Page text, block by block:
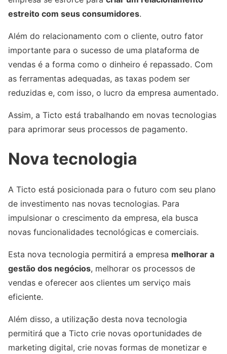
estreito com seus consumidores.
Além do relacionamento com o cliente, outro fator
importante para o sucesso de uma plataforma de
vendas é a forma como o dinheiro é repassado. Com
as ferramentas adequadas, as taxas podem ser
reduzidas e, com isso, o lucro da empresa aumentado.
Assim, a Ticto está trabalhando em novas tecnologias
para aprimorar seus processos de pagamento.
Nova tecnologia
A Ticto está posicionada para o futuro com seu plano
de investimento nas novas tecnologias. Para
impulsionar o crescimento da empresa, ela busca
novas funcionalidades tecnológicas e comerciais.
Esta nova tecnologia permitirá a empresa melhorar a
gestão dos negócios, melhorar os processos de
vendas e oferecer aos clientes um serviço mais
eficiente.
Além disso, a utilização desta nova tecnologia
permitirá que a Ticto crie novas oportunidades de
marketing digital, crie novas formas de monetizar e